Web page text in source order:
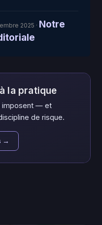
2025 · Notre
la pratique
imposent — et
de risque.
→